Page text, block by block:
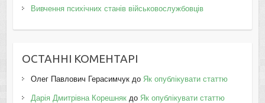
Вивчення психічних станів військовослужбовців
ОСТАННІ КОМЕНТАРІ
Олег Павлович Герасимчукдо Як опублікувати статтю
Дарія Дмитрівна Корешнякдо Як опублікувати статтю